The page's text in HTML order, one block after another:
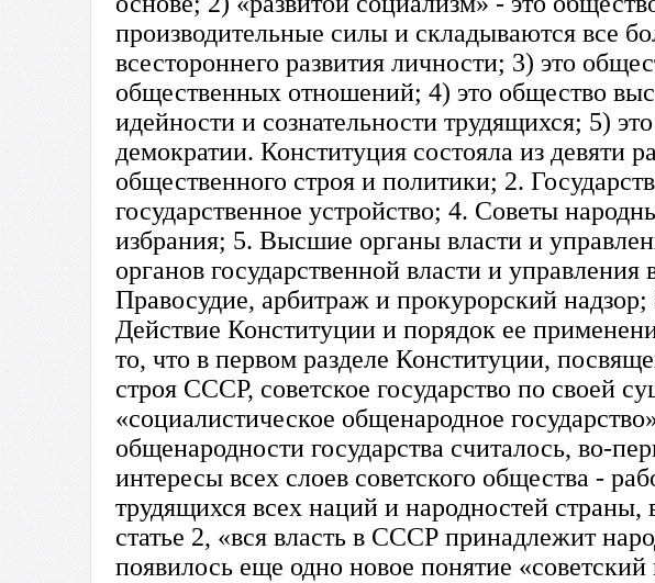
производительные силы и складываются все
всестороннего развития личности; 3) это
общественных отношений; 4) это общество
идейности и сознательности трудящихся; 5)
демократии. Конституция состояла из девяти
общественного строя и политики; 2.
государственное устройство; 4. Советы
избрания; 5. Высшие органы власти и
органов государственной власти и
Правосудие, арбитраж и прокурорский
Действие Конституции и порядок ее
то, что в первом разделе Конституции,
строя СССР, советское государство по своей
«социалистическое общенародное
общенародности государства считалось, во-
интересы всех слоев советского общества -
трудящихся всех наций и народностей страны,
статье 2, «вся власть в СССР принадлежит
появилось еще одно новое понятие